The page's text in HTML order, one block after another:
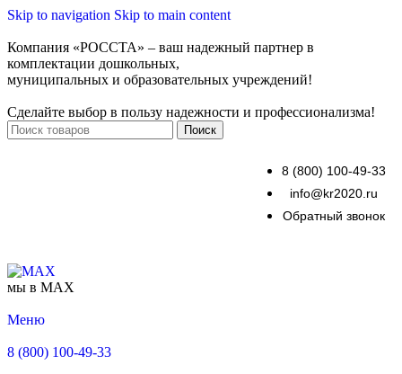
Skip to navigation Skip to main content
Компания «РОССТА» – ваш надежный партнер в
комплектации дошкольных,
муниципальных и образовательных учреждений!
Сделайте выбор в пользу надежности и профессионализма!
Поиск
8 (800) 100-49-33
info@kr2020.ru
Обратный звонок
мы в MAX
Меню
8 (800) 100-49-33